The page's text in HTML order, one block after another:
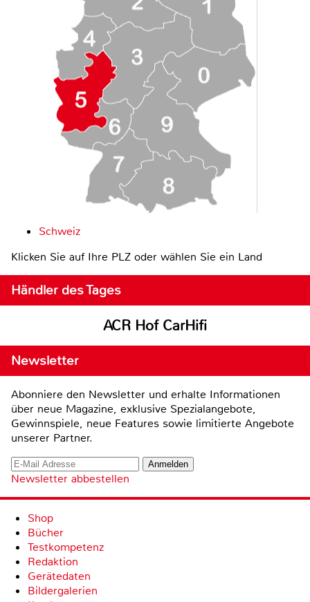
Schweiz
Klicken Sie auf Ihre PLZ oder wählen Sie ein Land
Händler des Tages
ACR Hof CarHifi
Newsletter
Abonniere den Newsletter und erhalte Informationen
über neue Magazine, exklusive Spezialangebote,
Gewinnspiele, neue Features sowie limitierte Angebote
unserer Partner.
Newsletter abbestellen
Shop
Bücher
Testkompetenz
Redaktion
Gerätedaten
Bildergalerien